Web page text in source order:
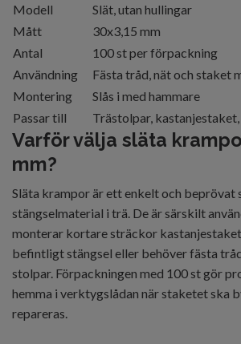
Modell
Slät, utan hullingar
Mått
30x3,15 mm
Antal
100 st per förpackning
Användning
Fästa tråd, nät och staket
Montering
Slås i med hammare
Passar till
Trästolpar,
Varför välja släta
mm?
Släta krampor är ett enkelt och beprövat
stängselmaterial i trä. De är särskilt
monterar kortare sträckor
befintligt stängsel eller behöver fästa
stolpar. Förpackningen med 100 st gör
hemma i verktygslådan när staketet ska
repareras.